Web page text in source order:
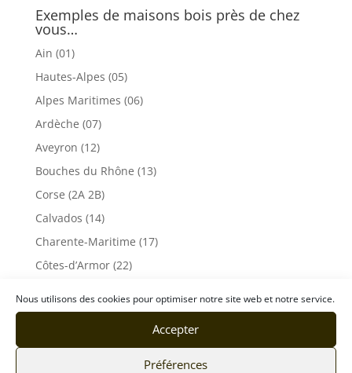
Nous utilisons des cookies pour optimiser notre site web et notre service.
Accepter
Préférences
Exemples de maisons bois près de chez
vous…
Ain (01)
Hautes-Alpes (05)
Alpes Maritimes (06)
Ardèche (07)
Aveyron (12)
Bouches du Rhône (13)
Corse (2A 2B)
Calvados (14)
Charente-Maritime (17)
Côtes-d’Armor (22)
Eure (27)